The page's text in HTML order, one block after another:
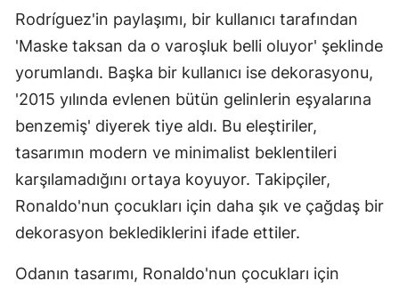
Kars
Kastamonu
Kayseri
Kırşehir
Kütahya
Rodríguez'in paylaşımı, bir kullanıcı tarafından
'Maske taksan da o varoşluk belli oluyor' şeklinde
yorumlandı. Başka bir kullanıcı ise dekorasyonu,
'2015 yılında evlenen bütün gelinlerin eşyalarına
benzemiş' diyerek tiye aldı. Bu eleştiriler,
tasarımın modern ve minimalist beklentileri
karşılamadığını ortaya koyuyor. Takipçiler,
Ronaldo'nun çocukları için daha şık ve çağdaş bir
dekorasyon beklediklerini ifade ettiler.
Odanın tasarımı, Ronaldo'nun çocukları için